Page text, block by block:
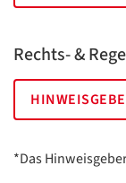
Rechts- &
*Das